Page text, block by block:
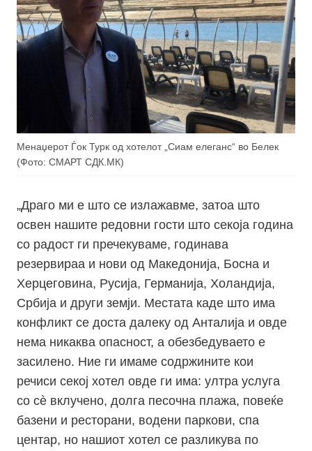
Менаџерот Ѓок Турк од хотелот „Сиам елеганс“ во Белек
(Фото: СМАРТ СДК.МК)
„Драго ми е што се излажавме, затоа што
освен нашите редовни гости што секоја година
со радост ги пречекуваме, годинава
резервираа и нови од Македонија, Босна и
Херцеговина, Русија, Германија, Холандија,
Србија и други земји. Местата каде што има
конфликт се доста далеку од Анталија и овде
нема никаква опасност, а обезбедуваето е
засилено. Ние ги имаме содржините кои
речиси секој хотел овде ги има: ултра услуга
со сѐ вклучено, долга песочна плажа, повеќе
базени и ресторани, водени паркови, спа
центар, но нашиот хотел се разликува по